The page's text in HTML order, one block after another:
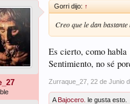
Gorri dijo: ↑
Creo que le dan
Es cierto, como habla
Sentimiento, no sé
Zurraque_27 22 de Junio
ABajocero. le gusta esto.